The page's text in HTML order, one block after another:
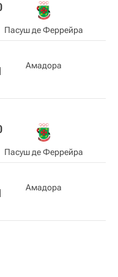
Пасуш де Феррейра
Амадора
Пасуш де Феррейра
Амадора